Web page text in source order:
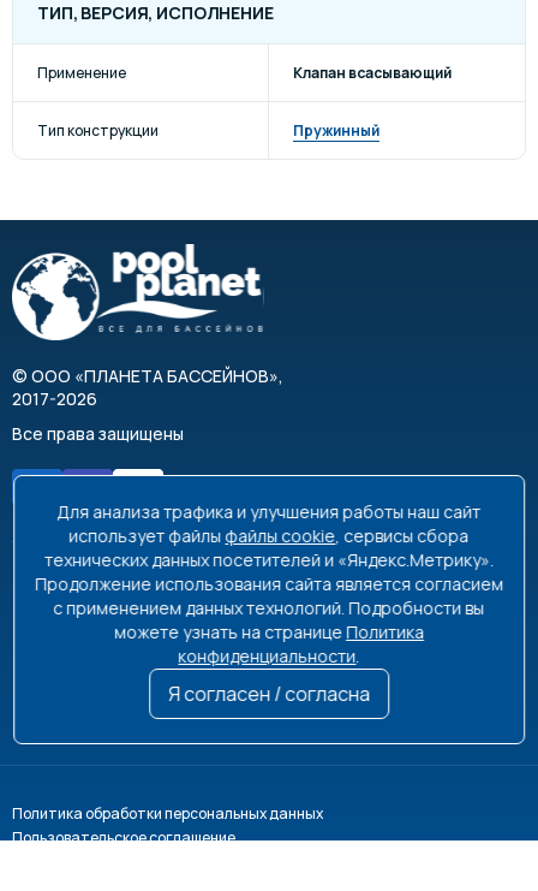
ТИП, ВЕРСИЯ, ИСПОЛНЕНИЕ
Применение Клапан всасывающий
Тип конструкции Пружинный
© ООО «ПЛАНЕТА БАССЕЙНОВ»,
2017-2026
Все права защищены
8 495 663-99-48
8 800 350-99-08
info@poolplanet.ru
г. Москва, проспект Мира, д. 61
Пн-Пт 9:00-18:00 Сб-Вс выходной
Политика обработки персональных данных
Пользовательское соглашение
Для анализа трафика и улучшения работы наш сайт
использует файлы файлы cookie, сервисы сбора
технических данных посетителей и «Яндекс.Метрику».
Продолжение использования сайта является согласием
с применением данных технологий. Подробности вы
можете узнать на страницеПолитика
конфиденциальности.
Я согласен / согласна